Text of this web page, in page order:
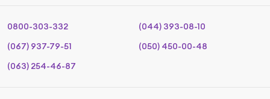
0800-303-332
(044) 393-08-10
(067) 937-79-51
(050) 450-00-48
(063) 254-46-87